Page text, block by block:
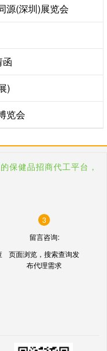
源(深圳)展览会
)
览会
保健品招商代工平台，
3
留言咨询:
页面浏览，搜索查询发
布代理需求